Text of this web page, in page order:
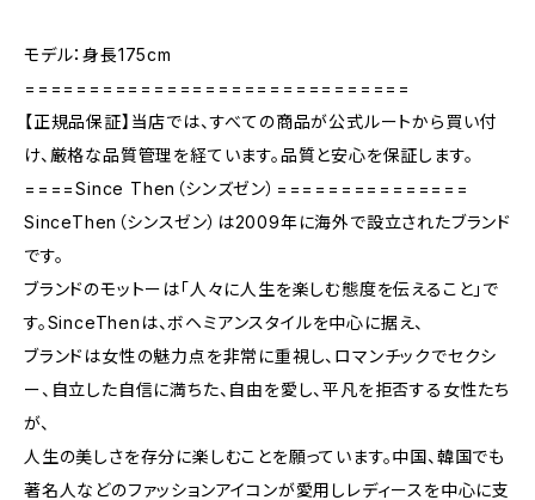
モデル：身長175cm
==============================
【正規品保証】当店では、すべての商品が公式ルートから買い付
け、厳格な品質管理を経ています。品質と安心を保証します。
====Since Then（シンズゼン）===============
SinceThen（シンスゼン）は2009年に海外で設立されたブランド
です。
ブランドのモットーは「人々に人生を楽しむ態度を伝えること」で
す。SinceThenは、ボヘミアンスタイルを中心に据え、
ブランドは女性の魅力点を非常に重視し、ロマンチックでセクシ
ー、自立した自信に満ちた、自由を愛し、平凡を拒否する女性たち
が、
人生の美しさを存分に楽しむことを願っています。中国、韓国でも
著名人などのファッションアイコンが愛用しレディースを中心に支